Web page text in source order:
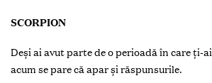
SCORPION
Deși ai avut parte de o perioadă în care ți-
acum se pare că apar și răspunsurile.